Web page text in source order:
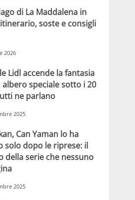
di La Maddalena in
soste e consigli
2026
Lidl accende la fantasia
albero speciale sotto i 20
ne parlano
2025
Can Yaman lo ha
solo dopo le riprese: il
della serie che nessuno
2025